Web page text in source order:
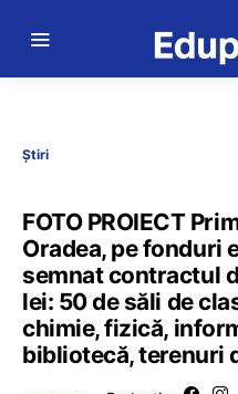
Știri
FOTO PROIECT
Oradea, pe fonduri
semnat contractul
lei: 50 de săli de
chimie, fizică,
bibliotecă, terenuri